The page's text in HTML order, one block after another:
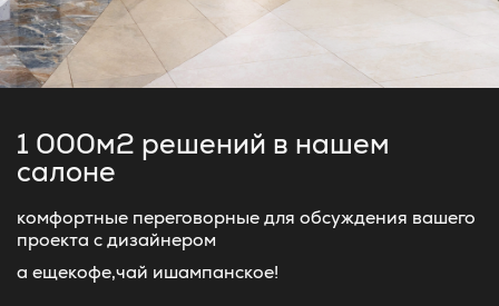
1 000м2 решений в нашем
салоне
комфортные переговорные для обсуждения вашего
проекта с дизайнером
а ещекофе,чай ишампанское!